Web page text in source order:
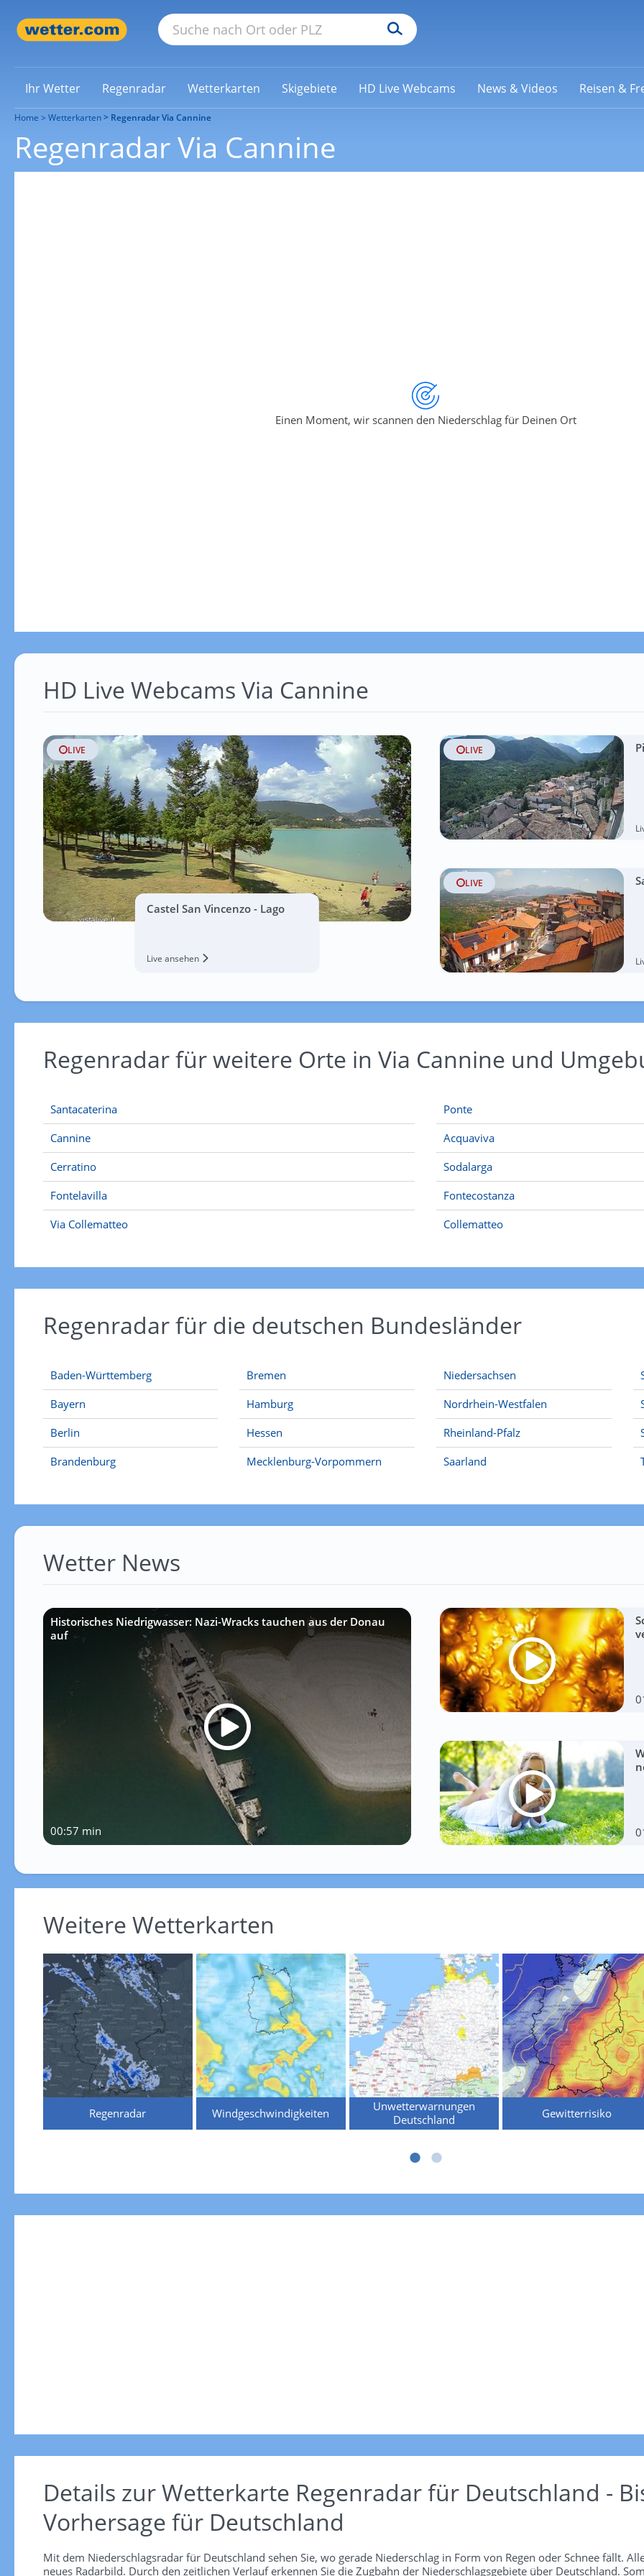
Ihr Wetter Regenradar Wetterkarten Skigebiete HD Live Webcams News & Videos Reisen &
Home Wetterkarten Regenradar Via Cannine
Regenradar Via Cannine
Einen Moment, wir scannen den Niederschlag für Deinen Ort
HD Live Webcams Via Cannine
LIVE
Castel San Vincenzo - Lago
Live ansehen
LIVE
LIVE
Regenradar für weitere Orte in Via Cannine und
Santacaterina
Cannine
Cerratino
Fontelavilla
Via Collematteo
Ponte
Acquaviva
Sodalarga
Fontecostanza
Collematteo
Regenradar für die deutschen Bundesländer
Baden-Württemberg
Bayern
Berlin
Brandenburg
Bremen
Hamburg
Hessen
Mecklenburg-Vorpommern
Niedersachsen
Nordrhein-Westfalen
Rheinland-Pfalz
Saarland
Wetter News
Historisches Niedrigwasser: Nazi-Wracks tauchen aus der Donau
auf
00:57 min
Weitere Wetterkarten
Regenradar Windgeschwindigkeiten
Unwetterwarnungen
Deutschland
Gewitterrisiko
Details zur Wetterkarte Regenradar für Deutschland -
Vorhersage für Deutschland
Mit dem Niederschlagsradar für Deutschland sehen Sie, wo gerade Niederschlag in Form von Regen oder Schnee fällt.
neues Radarbild. Durch den zeitlichen Verlauf erkennen Sie die Zugbahn der Niederschlagsgebiete über Deutschland.